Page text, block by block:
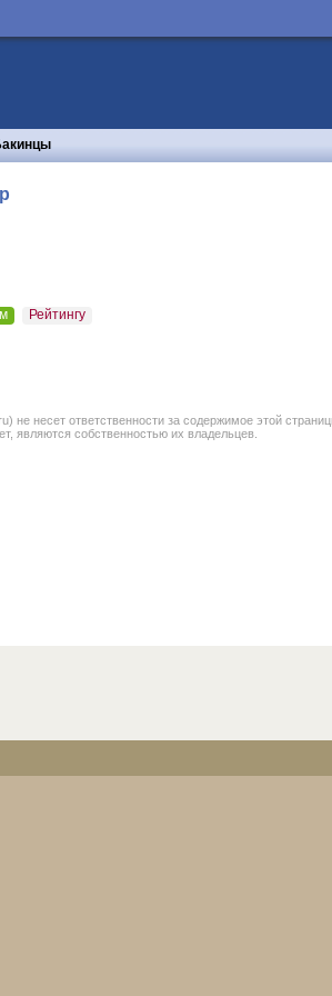
Рейтингу
ответственности за содержимое этой
являются собственностью их владельцев.